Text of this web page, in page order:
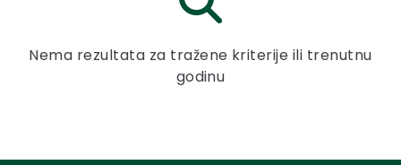
Nema rezultata za tražene kriterije ili trenutnu
godinu